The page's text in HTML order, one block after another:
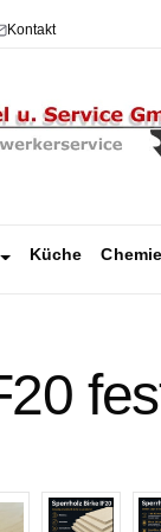
Kontakt
Küche Chemie